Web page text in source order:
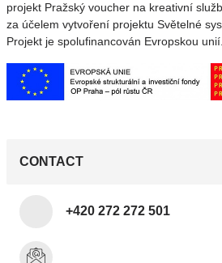
projekt Pražský voucher na kreativní
za účelem vytvoření projektu Světelné
Projekt je spolufinancován Evropskou unií.
CONTACT
+420 272 272 501